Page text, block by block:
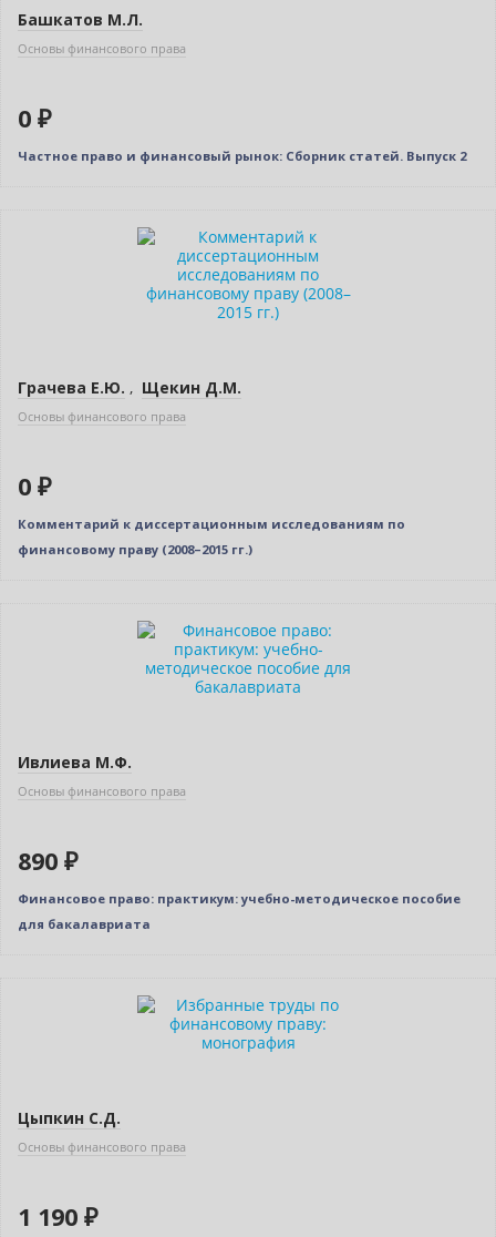
Башкатов М.Л.
Основы финансового права
0 ₽
Частное право и финансовый рынок: Сборник статей. Выпуск 2
Грачева Е.Ю. , Щекин Д.М.
Основы финансового права
0 ₽
Комментарий к диссертационным исследованиям по
финансовому праву (2008–2015 гг.)
Ивлиева М.Ф.
Основы финансового права
890 ₽
Финансовое право: практикум: учебно-методическое пособие
для бакалавриата
Цыпкин С.Д.
Основы финансового права
1 190 ₽